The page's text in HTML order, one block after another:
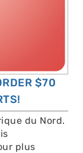
$70
du Nord.
plus